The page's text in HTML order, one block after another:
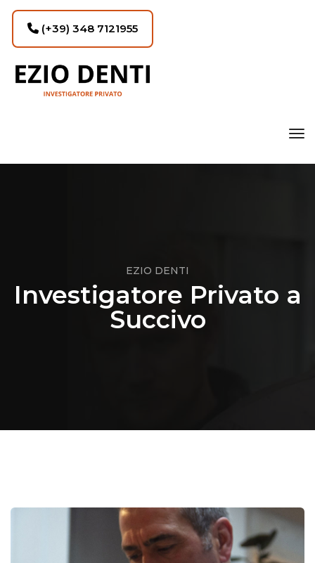
(+39) 348 7121955
EZIO DENTI
Investigatore Privato a
Succivo